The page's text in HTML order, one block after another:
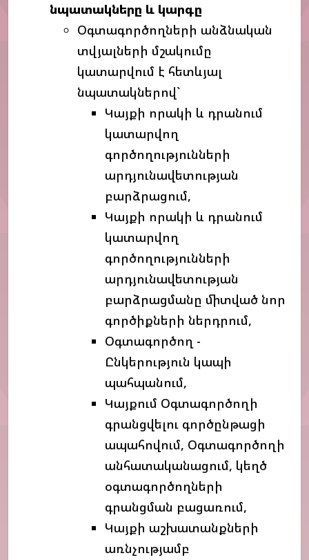
նպատակները և կարգը
Օգտագործողների անձնական
տվյալների մշակումը
կատարվում է հետևյալ
նպատակներով`
Կայքի որակի և դրանում
կատարվող
գործողությունների
արդյունավետության
բարձրացում,
Կայքի որակի և դրանում
կատարվող
գործողությունների
արդյունավետության
բարձրացմանը միտված նոր
գործիքների ներդրում,
Օգտագործող -
Ընկերություն կապի
պահպանում,
Կայքում Օգտագործողի
գրանցվելու գործընթացի
ապահովում, Օգտագործողի
անհատականացում, կեղծ
օգտագործողների
գրանցման բացառում,
Կայքի աշխատանքների
առնչությամբ